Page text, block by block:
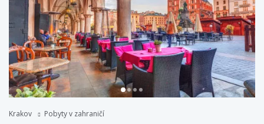
Krakov Pobyty v zahraničí